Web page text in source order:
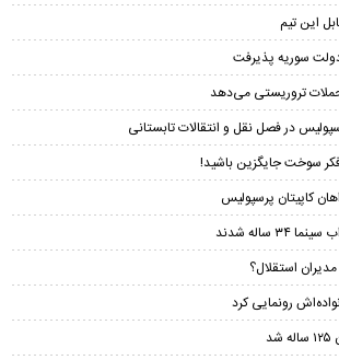
این تیم
سوریه پذیرفت
تروریستی می‌دهد
در فصل نقل و انتقالات تابستانی
فکر سوخت جایگزین باشید!
کاپیتان پرسپولیس
ساله شدند
استقلال؟
رونمایی کرد